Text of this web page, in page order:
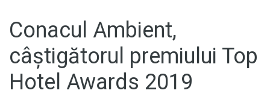
Conacul Ambient,
câștigătorul premiului Top
Hotel Awards 2019